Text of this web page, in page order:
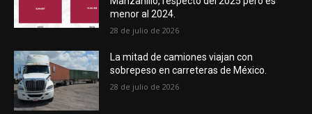
menor al 2024.
28 de julio de 2026
La mitad de camiones viajan con
sobrepeso en carreteras de México.
28 de julio de 2026